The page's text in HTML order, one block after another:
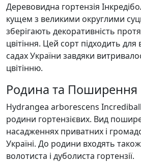
Деревовидна гортензія
кущем з великими округлими
зберігають декоративність
цвітіння. Цей сорт підходить
садах України завдяки
цвітінню.
Родина та Поширення
Hydrangea arborescens
родини гортензієвих. Вид
насадженнях приватних і
Україні. До родини входять
волотиста і дуболиста гортензії.